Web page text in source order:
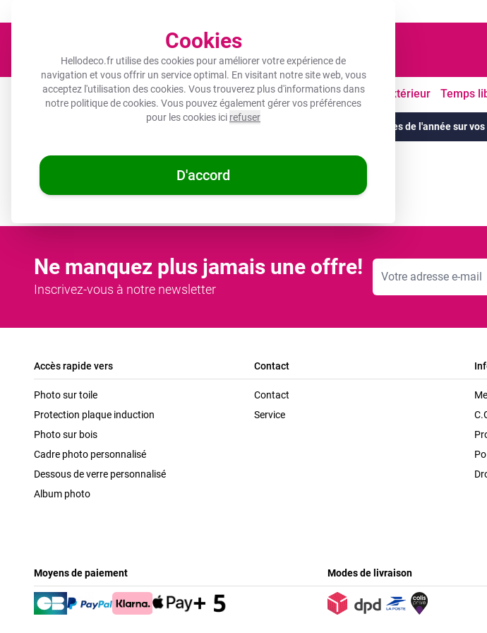
Cookies
Hellodeco.fr utilise des cookies pour améliorer votre expérience de
navigation et vous offrir un service optimal. En visitant notre site web, vous
acceptez l'utilisation des cookies. Vous trouverez plus d'informations dans
notre politique de cookies. Vous pouvez également gérer vos préférences
pour les cookies ici refuser
D'accord
Toile Protection plaque induction Décoration murale Cuisine À l'extérieur Temps
Les meilleures remises de l'année sur
Formes organiques
Ne manquez plus jamais une offre!
Inscrivez-vous à notre newsletter
Adresse mail
Accès rapide vers
Photo sur toile
Protection plaque induction
Photo sur bois
Cadre photo personnalisé
Dessous de verre personnalisé
Album photo
Contact
Contact
Service
Moyens de paiement Modes de livraison